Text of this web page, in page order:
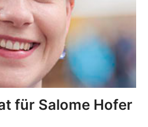
für Salome Hofer